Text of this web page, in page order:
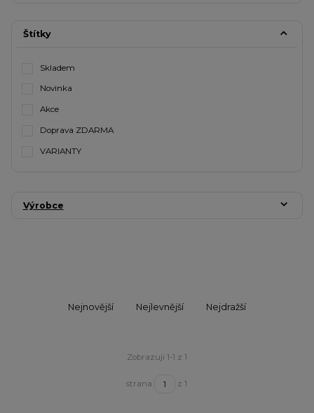
Štítky
Skladem
Novinka
Akce
Doprava ZDARMA
VARIANTY
Výrobce
Nejnovější Nejlevnější Nejdražší
Zobrazuji 1-1 z 1
strana z 1